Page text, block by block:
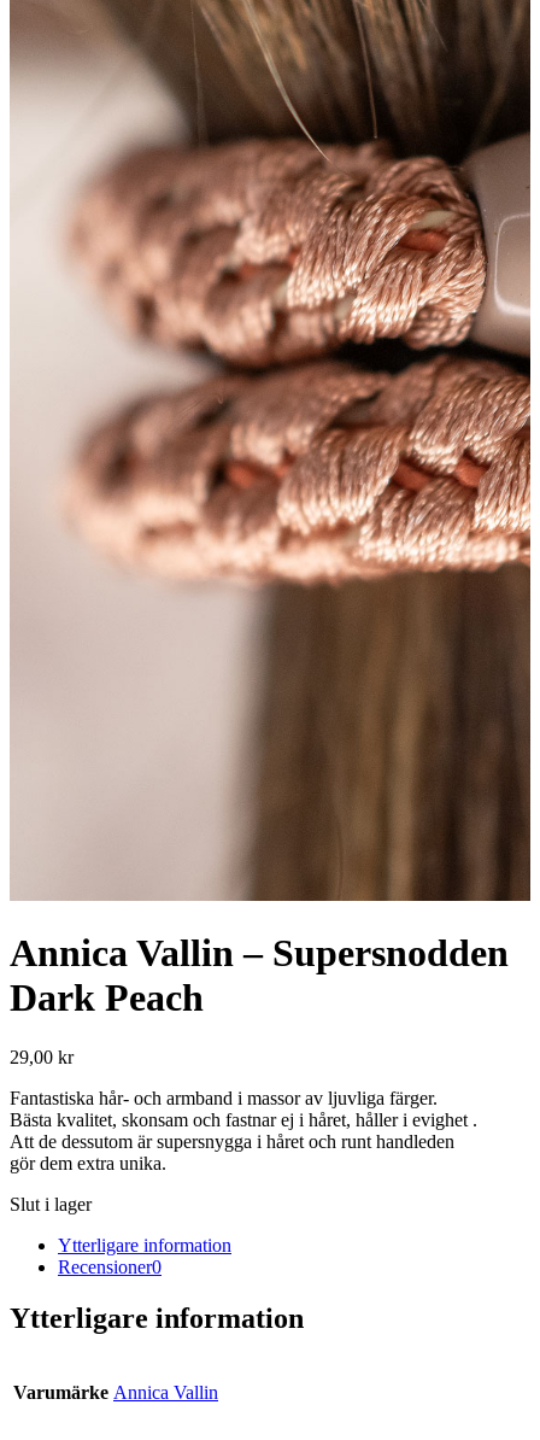
Annica Vallin – Supersnodden
Dark Peach
29,00 kr
Fantastiska hår- och armband i massor av ljuvliga färger.
Bästa kvalitet, skonsam och fastnar ej i håret, håller i evighet .
Att de dessutom är supersnygga i håret och runt handleden
gör dem extra unika.
Slut i lager
Ytterligare information
Recensioner0
Ytterligare information
Varumärke Annica Vallin